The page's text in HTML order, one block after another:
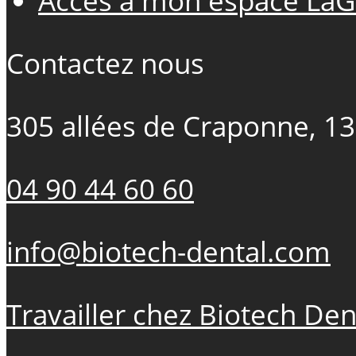
Contactez nous
305 allées de Craponne,
04 90 44 60 60
info@biotech-dental.com
Travailler chez Biotech